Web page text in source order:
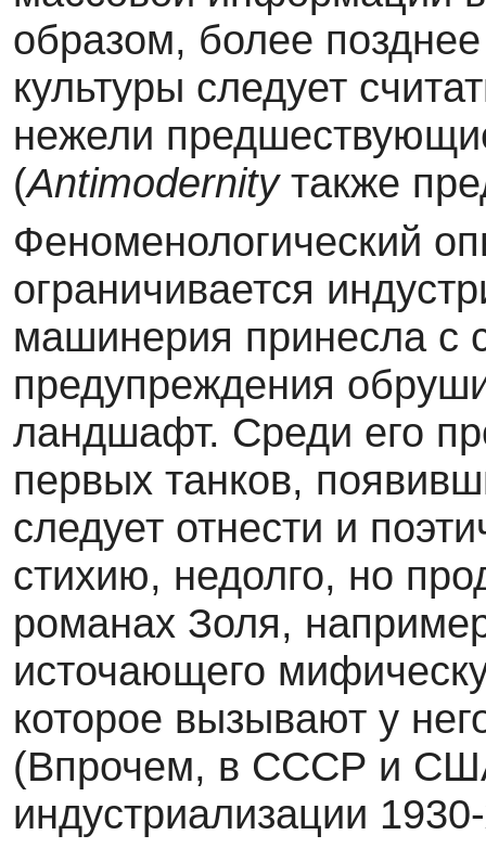
образом, более
культуры следует
нежели
(Antimodernityтакже
Феноменологический
ограничивается
машинерия принесла с
предупреждения
ландшафт. Среди его
первых танков,
следует отнести и
стихию, недолго, но
романах Золя,
источающего
которое вызывают у
(Впрочем, в СССР и США
индустриализации